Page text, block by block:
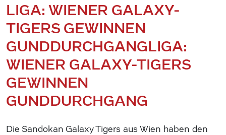
LIGA: WIENER GALAXY-
TIGERS GEWINNEN
GUNDDURCHGANGLIGA:
WIENER GALAXY-TIGERS
GEWINNEN
GUNDDURCHGANG
Die Sandokan Galaxy Tigers aus Wien haben den